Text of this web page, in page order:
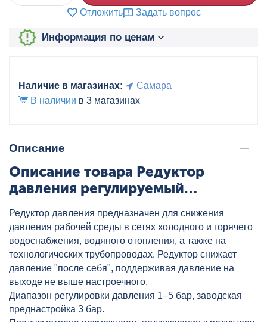
Отложить Задать вопрос
Информация по ценам
Наличие в магазинах:
Самара
В наличии в 3 магазинах
Описание
Описание товара Редуктор
давления регулируемый
артикул: VT.089.N.04
Редуктор давления предназначен для снижения
давления рабочей среды в сетях холодного и горячего
водоснабжения, водяного отопления, а также на
технологических трубопроводах. Редуктор снижает
давление "после себя", поддерживая давление на
выходе не выше настроечного.
Диапазон регулировки давления 1–5 бар, заводская
преднастройка 3 бар.